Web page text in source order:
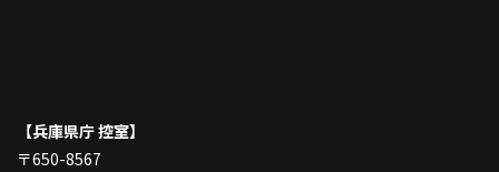
【兵庫県庁 控室】
〒650-8567